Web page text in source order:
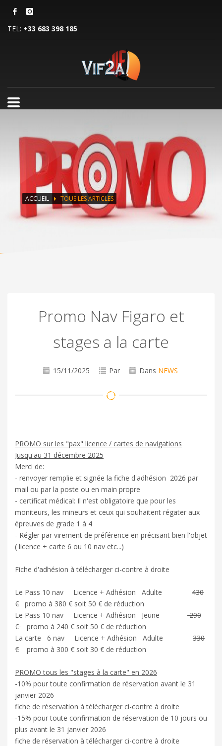
TEL: +33 683 398 185
ACCUEIL TOUS LES ARTICLES
Promo Nav Figaro et
stages a la carte
15/11/2025 Par Dans NEWS
PROMO sur les "pax" licence / cartes de navigations
Jusqu'au 31 décembre 2025
Merci de:
- renvoyer remplie et signée la fiche d'adhésion 2026 par
mail ou par la poste ou en main propre
- certificat médical: Il n'est obligatoire que pour les
moniteurs, les mineurs et ceux qui souhaitent régater aux
épreuves de grade 1 à 4
- Régler par virement de préférence en précisant bien l'objet
( licence + carte 6 ou 10 nav etc...)
Fiche d'adhésion à télécharger ci-contre à droite
Le Pass 10 nav Licence + Adhésion Adulte 430
€ promo à 380 € soit 50 € de réduction
Le Pass 10 nav Licence + Adhésion Jeune 290
€ promo à 240 € soit 50 € de réduction
La carte 6 nav Licence + Adhésion Adulte 330
€ promo à 300 € soit 30 € de réduction
PROMO tous les "stages à la carte" en 2026
-10% pour toute confirmation de réservation avant le 31
janvier 2026
fiche de réservation à télécharger ci-contre à droite
-15% pour toute confirmation de réservation de 10 jours ou
plus avant le 31 janvier 2026
fiche de réservation à télécharger ci-contre à droite